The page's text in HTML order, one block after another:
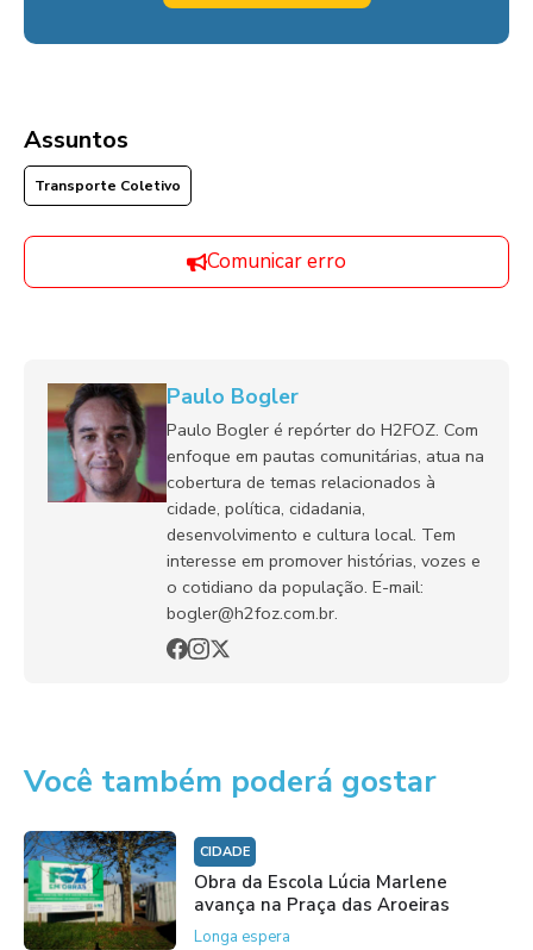
Assuntos
Transporte Coletivo
Comunicar erro
Paulo Bogler
Paulo Bogler é repórter do H2FOZ. Com
enfoque em pautas comunitárias, atua na
cobertura de temas relacionados à
cidade, política, cidadania,
desenvolvimento e cultura local. Tem
interesse em promover histórias, vozes e
o cotidiano da população. E-mail:
bogler@h2foz.com.br.
Você também poderá gostar
CIDADE
Obra da Escola Lúcia Marlene
avança na Praça das Aroeiras
Longa espera